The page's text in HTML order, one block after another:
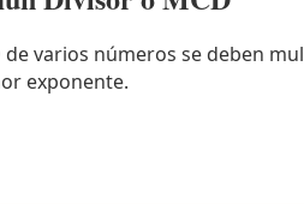
varios números se deben
exponente.